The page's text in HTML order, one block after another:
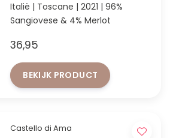
Italië | Toscane | 2021 | 96%
Sangiovese & 4% Merlot
36,95
BEKIJK PRODUCT
Castello di Ama